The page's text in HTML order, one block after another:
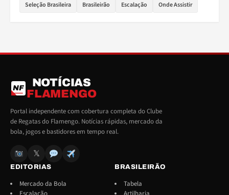
Seleção Brasileira
Brasileirão Escalação Onde Assistir
NF
NOTÍCIAS
FLAMENGO
Portal independente com cobertura completa do Clube
de Regatas do Flamengo. Notícias rápidas, mercado da
bola, jogos e bastidores em tempo real.
𝕏
EDITORIAS
Mercado da Bola
BRASILEIRÃO
Tabela